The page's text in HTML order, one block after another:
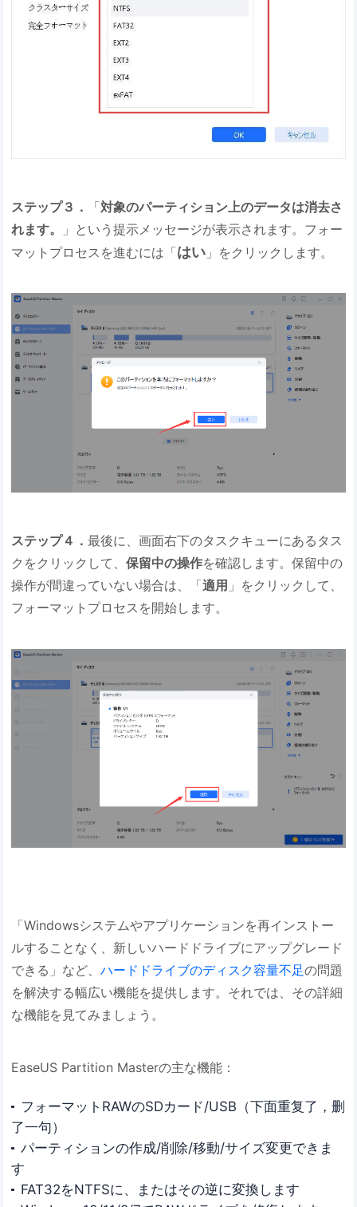
ステップ３． 「対象のパーティション上のデータは消去さ
れます。
」という提示メッセージが表示されます。フォー
マットプロセスを進むには「はい 」をクリックします。
ステップ４．最後に、画面右下のタスクキューにあるタス
クをクリックして、保留中の操作を確認します。保留中の
操作が間違っていない場合は、「適用 」をクリックして、
フォーマットプロセスを開始します。
「Windowsシステムやアプリケーションを再インストー
ルすることなく、新しいハードドライブにアップグレード
できる」など、ハードドライブのディスク容量不足の問題
を解決する幅広い機能を提供します。それでは、その詳細
な機能を見てみましょう。
EaseUS Partition Masterの主な機能：
フォーマットRAWのSDカード/USB（下面重复了，删
了一句）
パーティションの作成/削除/移動/サイズ変更できま
す
FAT32をNTFSに、またはその逆に変換します